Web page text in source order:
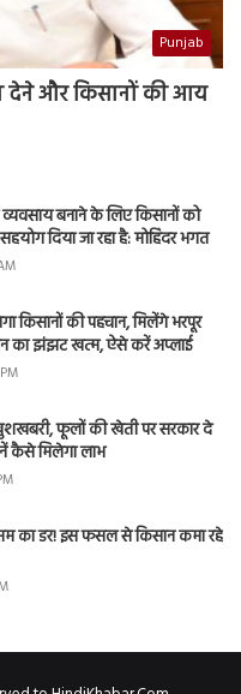
Punjab
देने और किसानों की आय
व्यवसाय बनाने के लिए किसानों को
दिया जा रहा है: मोहिंदर भगत
किसानों की पहचान, मिलेंगे भरपूर
का झंझट खत्म, ऐसे करें अप्लाई
फूलों की खेती पर सरकार दे
कैसे मिलेगा लाभ
का डर! इस फसल से किसान कमा रहे